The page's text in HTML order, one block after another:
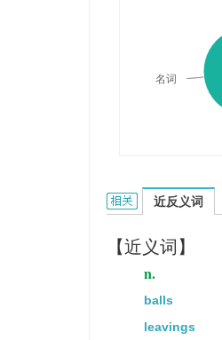
名词
rubbish的相关资料：
近反义词
【近义词】
n.
balls
leavings